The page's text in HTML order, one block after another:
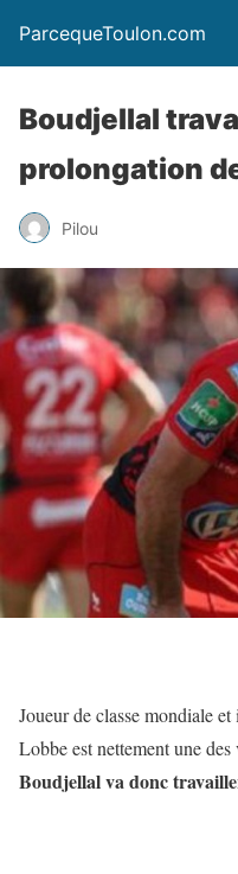
ParcequeToulon.com
Boudjellal
prolongation
Pilou
Joueur de classe mondiale
Lobbe est nettement une
Boudjellal va donc